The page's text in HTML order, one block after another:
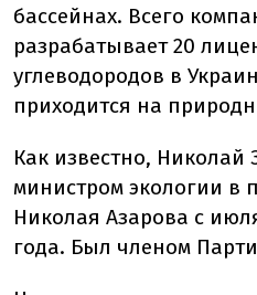
бассейнах. Всего
разрабатывает 20
углеводородов в
приходится на
Как известно, Николай
министром экологии в
Николая Азарова с
года. Был членом